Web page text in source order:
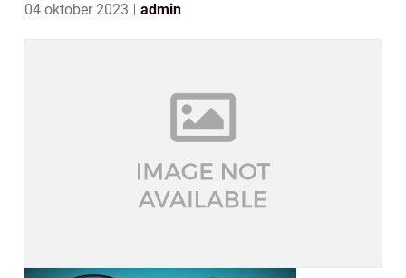
04 oktober 2023 admin